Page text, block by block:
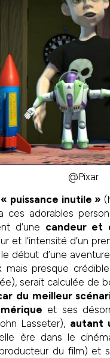
@Pixar
« puissance inutile »
ces adorables
d’une candeur et
et l’intensité d’un
début d’une
mais presque
serait calculée de
du meilleur
et ses
Lasseter), autant
ère dans le
du film) et